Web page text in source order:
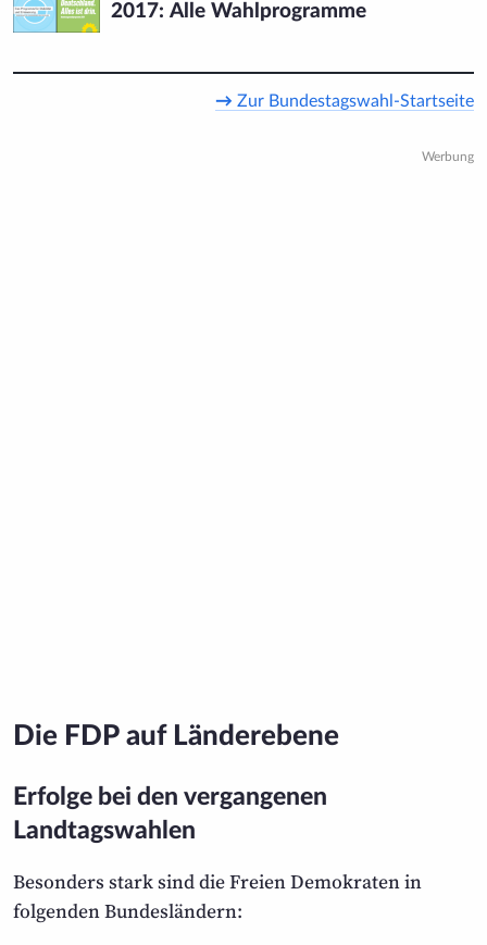
2017: Alle Wahlprogramme
→ Zur Bundestagswahl-Startseite
Werbung
Die FDP auf Länderebene
Erfolge bei den vergangenen
Landtagswahlen
Besonders stark sind die Freien Demokraten in
folgenden Bundesländern: